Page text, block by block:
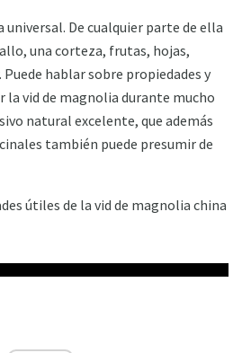
universal. De cualquier parte de ella
una corteza, frutas, hojas,
hablar sobre propiedades y
la vid de magnolia durante mucho
natural excelente, que además
también puede presumir de
útiles de la vid de magnolia china